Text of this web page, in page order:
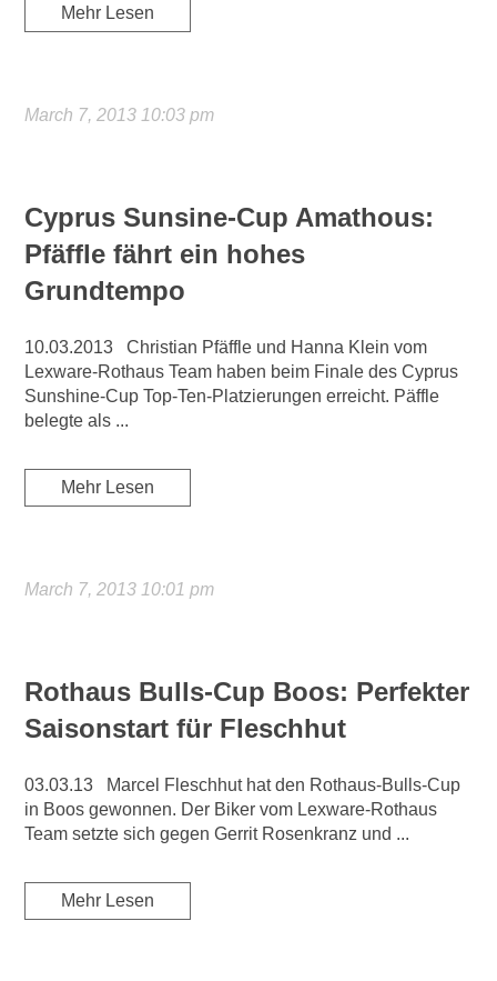
Mehr Lesen
March 7, 2013 10:03 pm
Cyprus Sunsine-Cup Amathous:
Pfäffle fährt ein hohes
Grundtempo
10.03.2013 Christian Pfäffle und Hanna Klein vom
Lexware-Rothaus Team haben beim Finale des Cyprus
Sunshine-Cup Top-Ten-Platzierungen erreicht. Päffle
belegte als ...
Mehr Lesen
March 7, 2013 10:01 pm
Rothaus Bulls-Cup Boos: Perfekter
Saisonstart für Fleschhut
03.03.13 Marcel Fleschhut hat den Rothaus-Bulls-Cup
in Boos gewonnen. Der Biker vom Lexware-Rothaus
Team setzte sich gegen Gerrit Rosenkranz und ...
Mehr Lesen